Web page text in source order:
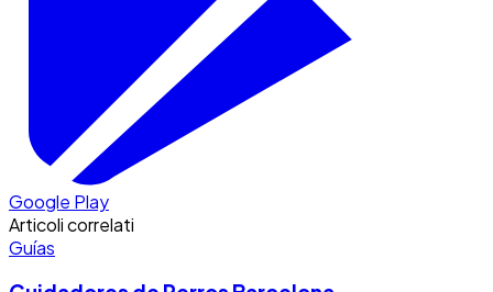
Google Play
Articoli correlati
Guías